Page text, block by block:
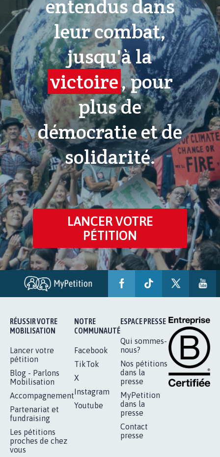
entendus dans
leur combat,
jusqu'à la
victoire, pour
plus de
démocratie et de
solidarité.
LANCER VOTRE
PÉTITION
RÉUSSIR VOTRE
MOBILISATION
Lancer votre
pétition
Blog - Parlons
Mobilisation
Accompagnement
Partenariat et
fundraising
Les pétitions
proches de chez
vous
NOTRE
COMMUNAUTÉ
Facebook
TikTok
X
Instagram
Youtube
ESPACE PRESSE
Qui sommes-
nous?
Nos pétitions
dans la
presse
MyPetition
dans la
presse
Contact
presse